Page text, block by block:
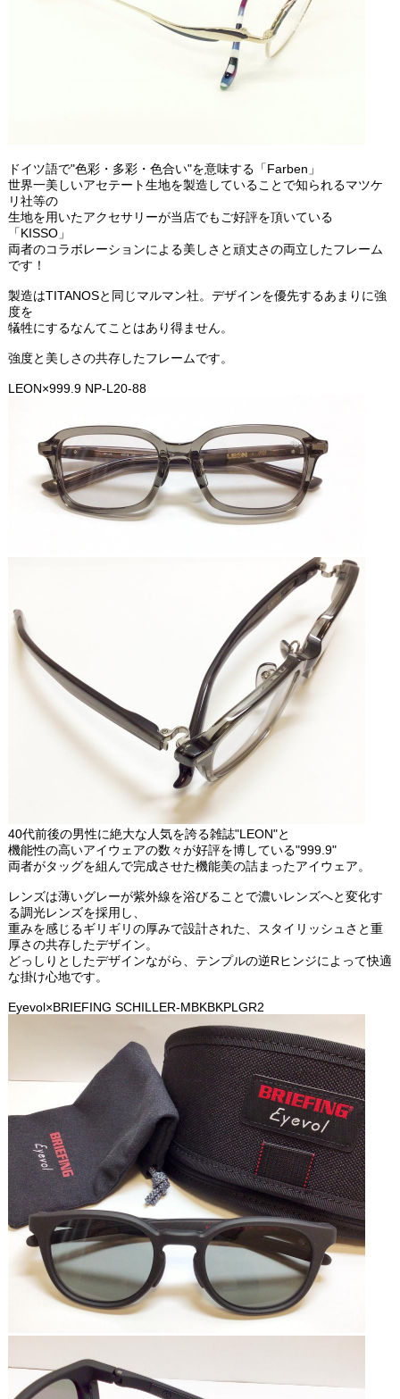
ドイツ語で"色彩・多彩・色合い"を意味する「Farben」
世界一美しいアセテート生地を製造していることで知られるマツケ
リ社等の
生地を用いたアクセサリーが当店でもご好評を頂いている
「KISSO」
両者のコラボレーションによる美しさと頑丈さの両立したフレーム
です！
製造はTITANOSと同じマルマン社。デザインを優先するあまりに強
度を
犠牲にするなんてことはあり得ません。
強度と美しさの共存したフレームです。
LEON×999.9 NP-L20-88
40代前後の男性に絶大な人気を誇る雑誌"LEON"と
機能性の高いアイウェアの数々が好評を博している"999.9"
両者がタッグを組んで完成させた機能美の詰まったアイウェア。
レンズは薄いグレーが紫外線を浴びることで濃いレンズへと変化す
る調光レンズを採用し、
重みを感じるギリギリの厚みで設計された、スタイリッシュさと重
厚さの共存したデザイン。
どっしりとしたデザインながら、テンプルの逆Rヒンジによって快適
な掛け心地です。
Eyevol×BRIEFING SCHILLER-MBKBKPLGR2